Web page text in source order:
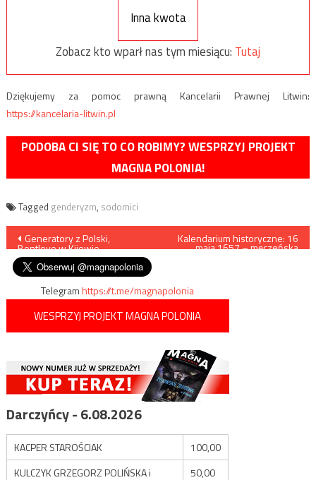
Inna kwota
Zobacz kto wparł nas tym miesiącu: Tutaj
Dziękujemy za pomoc prawną Kancelarii Prawnej Litwin:
https://kancelaria-litwin.pl
PODOBA CI SIĘ TO CO ROBIMY? WESPRZYJ PROJEKT
MAGNA POLONIA!
Tagged genderyzm, sodomici
Nawigacja
wpisu
Generatory z Polski,
Bentleye w Kijowie
Kalendarium historyczne: 16
maja 1657 – męczeńska
Telegramhttps://t.me/magnapolonia
WESPRZYJ PROJEKT MAGNA POLONIA
Darczyńcy - 6.08.2026
KACPER STAROŚCIAK
100,00
KULCZYK GRZEGORZ POLIŃSKA i
50,00